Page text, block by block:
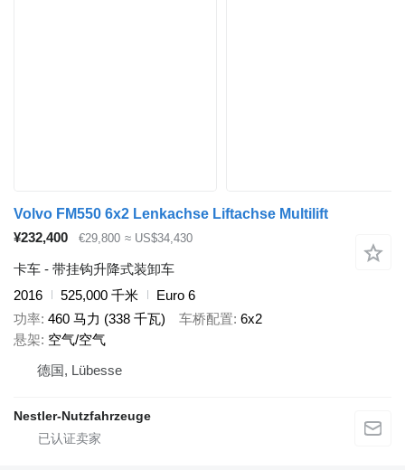
Volvo FM550 6x2 Lenkachse Liftachse Multilift
¥232,400
€29,800 ≈ US$34,430
卡车 - 带挂钩升降式装卸车
2016
525,000 千米
Euro 6
功率 460 马力 (338 千瓦) 车桥配置 6x2
悬架 空气/空气
德国, Lübesse
Nestler-Nutzfahrzeuge